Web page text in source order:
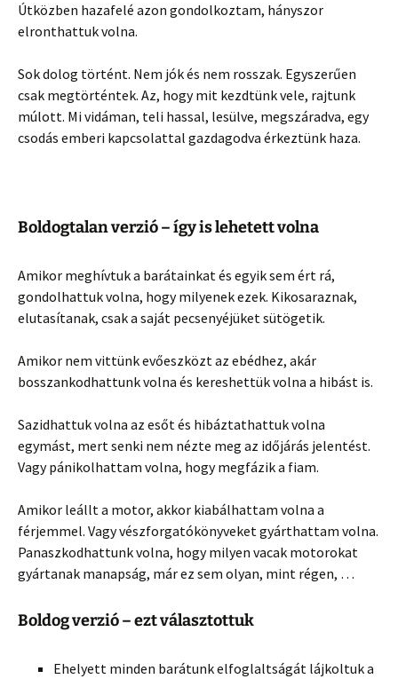
Útközben hazafelé azon gondolkoztam, hányszor
elronthattuk volna.
Sok dolog történt. Nem jók és nem rosszak. Egyszerűen
csak megtörténtek. Az, hogy mit kezdtünk vele, rajtunk
múlott. Mi vidáman, teli hassal, lesülve, megszáradva, egy
csodás emberi kapcsolattal gazdagodva érkeztünk haza.
Boldogtalan verzió – így is lehetett volna
Amikor meghívtuk a barátainkat és egyik sem ért rá,
gondolhattuk volna, hogy milyenek ezek. Kikosaraznak,
elutasítanak, csak a saját pecsenyéjüket sütögetik.
Amikor nem vittünk evőeszközt az ebédhez, akár
bosszankodhattunk volna és kereshettük volna a hibást is.
Sazidhattuk volna az esőt és hibáztathattuk volna
egymást, mert senki nem nézte meg az időjárás jelentést.
Vagy pánikolhattam volna, hogy megfázik a fiam.
Amikor leállt a motor, akkor kiabálhattam volna a
férjemmel. Vagy vészforgatókönyveket gyárthattam volna.
Panaszkodhattunk volna, hogy milyen vacak motorokat
gyártanak manapság, már ez sem olyan, mint régen, …
Boldog verzió – ezt választottuk
Ehelyett minden barátunk elfoglaltságát lájkoltuk a